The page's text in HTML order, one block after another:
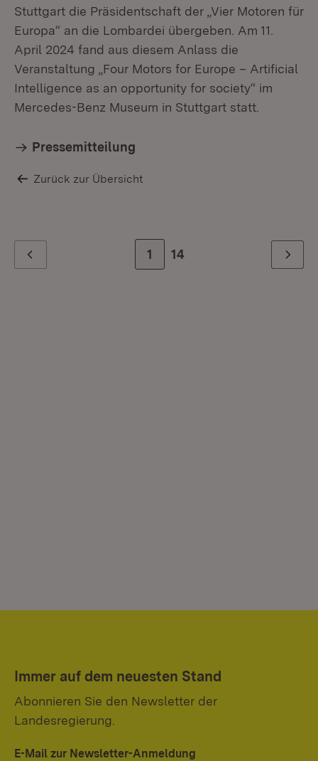
Stuttgart die Präsidentschaft der „Vier Motoren für
Europa“ an die Lombardei übergeben. Am 11.
April 2024 fand aus diesem Anlass die
Veranstaltung „Four Motors for Europe – Artificial
Intelligence as an opportunity for society“ im
Mercedes-Benz Museum in Stuttgart statt.
Pressemitteilung
Zurück zur Übersicht
Zur Seite
1 Zur letzten Seite
14 Weiter
Immer auf dem neuesten Stand
Abonnieren Sie den Newsletter der
Landesregierung.
E-Mail zur Newsletter-Anmeldung